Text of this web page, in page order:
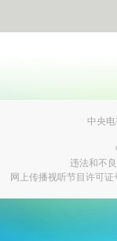
中央
违法和不
网上传播视听节目许可证